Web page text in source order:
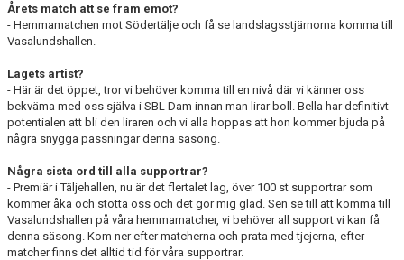
Årets match att se fram emot?
- Hemmamatchen mot Södertälje och få se landslagsstjärnorna komma till
Vasalundshallen.
Lagets artist?
- Här är det öppet, tror vi behöver komma till en nivå där vi känner oss
bekväma med oss själva i SBL Dam innan man lirar boll. Bella har definitivt
potentialen att bli den liraren och vi alla hoppas att hon kommer bjuda på
några snygga passningar denna säsong.
Några sista ord till alla supportrar?
- Premiär i Täljehallen, nu är det flertalet lag, över 100 st supportrar som
kommer åka och stötta oss och det gör mig glad. Sen se till att komma till
Vasalundshallen på våra hemmamatcher, vi behöver all support vi kan få
denna säsong. Kom ner efter matcherna och prata med tjejerna, efter
matcher finns det alltid tid för våra supportrar.